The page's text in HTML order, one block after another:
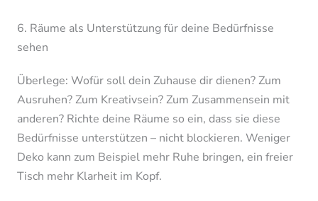
6. Räume als Unterstützung für deine Bedürfnisse
sehen
Überlege: Wofür soll dein Zuhause dir dienen? Zum
Ausruhen? Zum Kreativsein? Zum Zusammensein mit
anderen? Richte deine Räume so ein, dass sie diese
Bedürfnisse unterstützen – nicht blockieren. Weniger
Deko kann zum Beispiel mehr Ruhe bringen, ein freier
Tisch mehr Klarheit im Kopf.